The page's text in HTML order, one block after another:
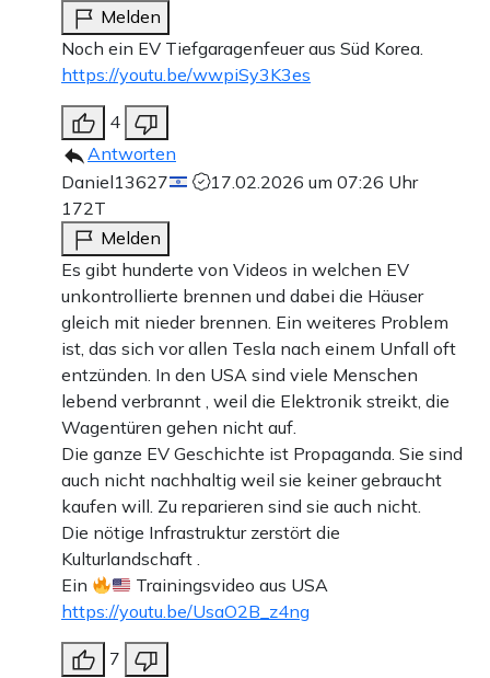
Melden
Noch ein EV Tiefgaragenfeuer aus Süd Korea.
https://youtu.be/wwpiSy3K3es
4
Antworten
Daniel13627
17.02.2026 um 07:26 Uhr
172T
Melden
Es gibt hunderte von Videos in welchen EV
unkontrollierte brennen und dabei die Häuser
gleich mit nieder brennen. Ein weiteres Problem
ist, das sich vor allen Tesla nach einem Unfall oft
entzünden. In den USA sind viele Menschen
lebend verbrannt , weil die Elektronik streikt, die
Wagentüren gehen nicht auf.
Die ganze EV Geschichte ist Propaganda. Sie sind
auch nicht nachhaltig weil sie keiner gebraucht
kaufen will. Zu reparieren sind sie auch nicht.
Die nötige Infrastruktur zerstört die
Kulturlandschaft .
Ein
Trainingsvideo aus USA
https://youtu.be/UsaO2B_z4ng
7